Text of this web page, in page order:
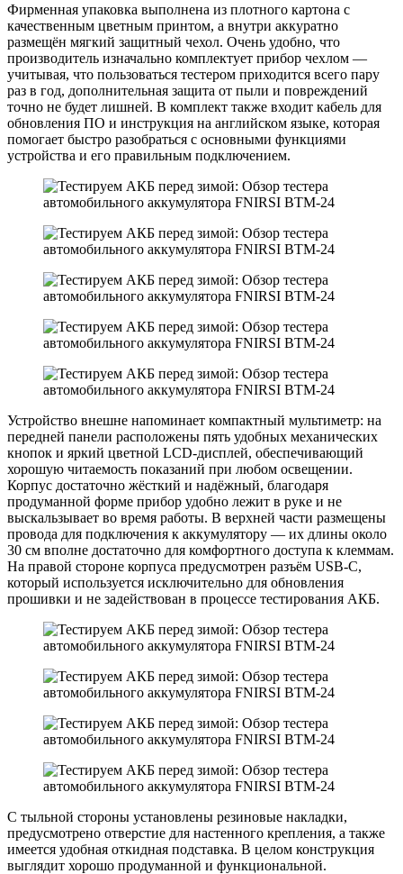
Фирменная упаковка выполнена из плотного картона с
качественным цветным принтом, а внутри аккуратно
размещён мягкий защитный чехол. Очень удобно, что
производитель изначально комплектует прибор чехлом —
учитывая, что пользоваться тестером приходится всего пару
раз в год, дополнительная защита от пыли и повреждений
точно не будет лишней. В комплект также входит кабель для
обновления ПО и инструкция на английском языке, которая
помогает быстро разобраться с основными функциями
устройства и его правильным подключением.
Устройство внешне напоминает компактный мультиметр: на
передней панели расположены пять удобных механических
кнопок и яркий цветной LCD-дисплей, обеспечивающий
хорошую читаемость показаний при любом освещении.
Корпус достаточно жёсткий и надёжный, благодаря
продуманной форме прибор удобно лежит в руке и не
выскальзывает во время работы. В верхней части размещены
провода для подключения к аккумулятору — их длины около
30 см вполне достаточно для комфортного доступа к клеммам.
На правой стороне корпуса предусмотрен разъём USB-C,
который используется исключительно для обновления
прошивки и не задействован в процессе тестирования АКБ.
С тыльной стороны установлены резиновые накладки,
предусмотрено отверстие для настенного крепления, а также
имеется удобная откидная подставка. В целом конструкция
выглядит хорошо продуманной и функциональной.